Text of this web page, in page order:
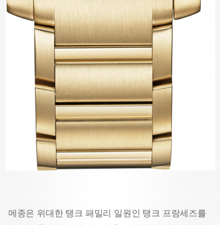
메종은 위대한 탱크 패밀리 일원인 탱크 프랑세즈를